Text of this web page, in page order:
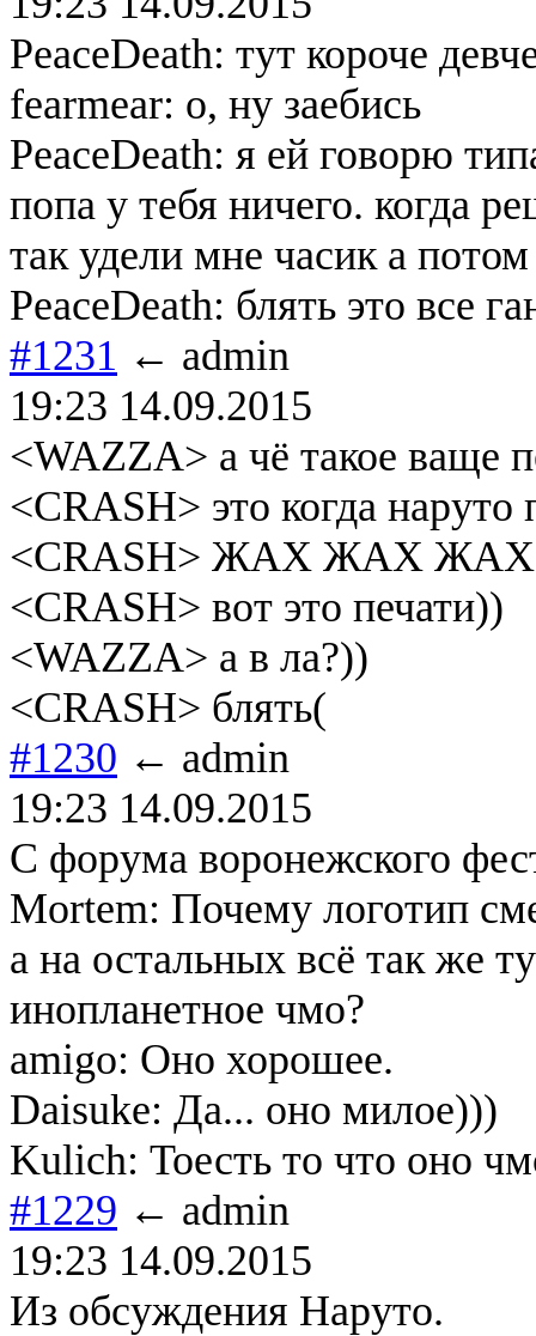
PeaceDeath: тут короче
fearmear: о, ну заебись
PeaceDeath: я ей говорю
попа у тебя ничего. когда
так удели мне часик а
PeaceDeath: блять это все
#1231 ← admin
19:23 14.09.2015
<WAZZA> а чё такое ваще
<CRASH> это когда наруто
<CRASH> ЖАХ ЖАХ ЖАХ
<CRASH> вот это печати))
<WAZZA> а в ла?))
<CRASH> блять(
#1230 ← admin
19:23 14.09.2015
С форума воронежского
Mortem: Почему логотип
а на остальных всё так же
инопланетное чмо?
amigo: Оно хорошее.
Daisuke: Да... оно милое)))
Kulich: Тоесть то что оно
#1229 ← admin
19:23 14.09.2015
Из обсуждения Наруто.